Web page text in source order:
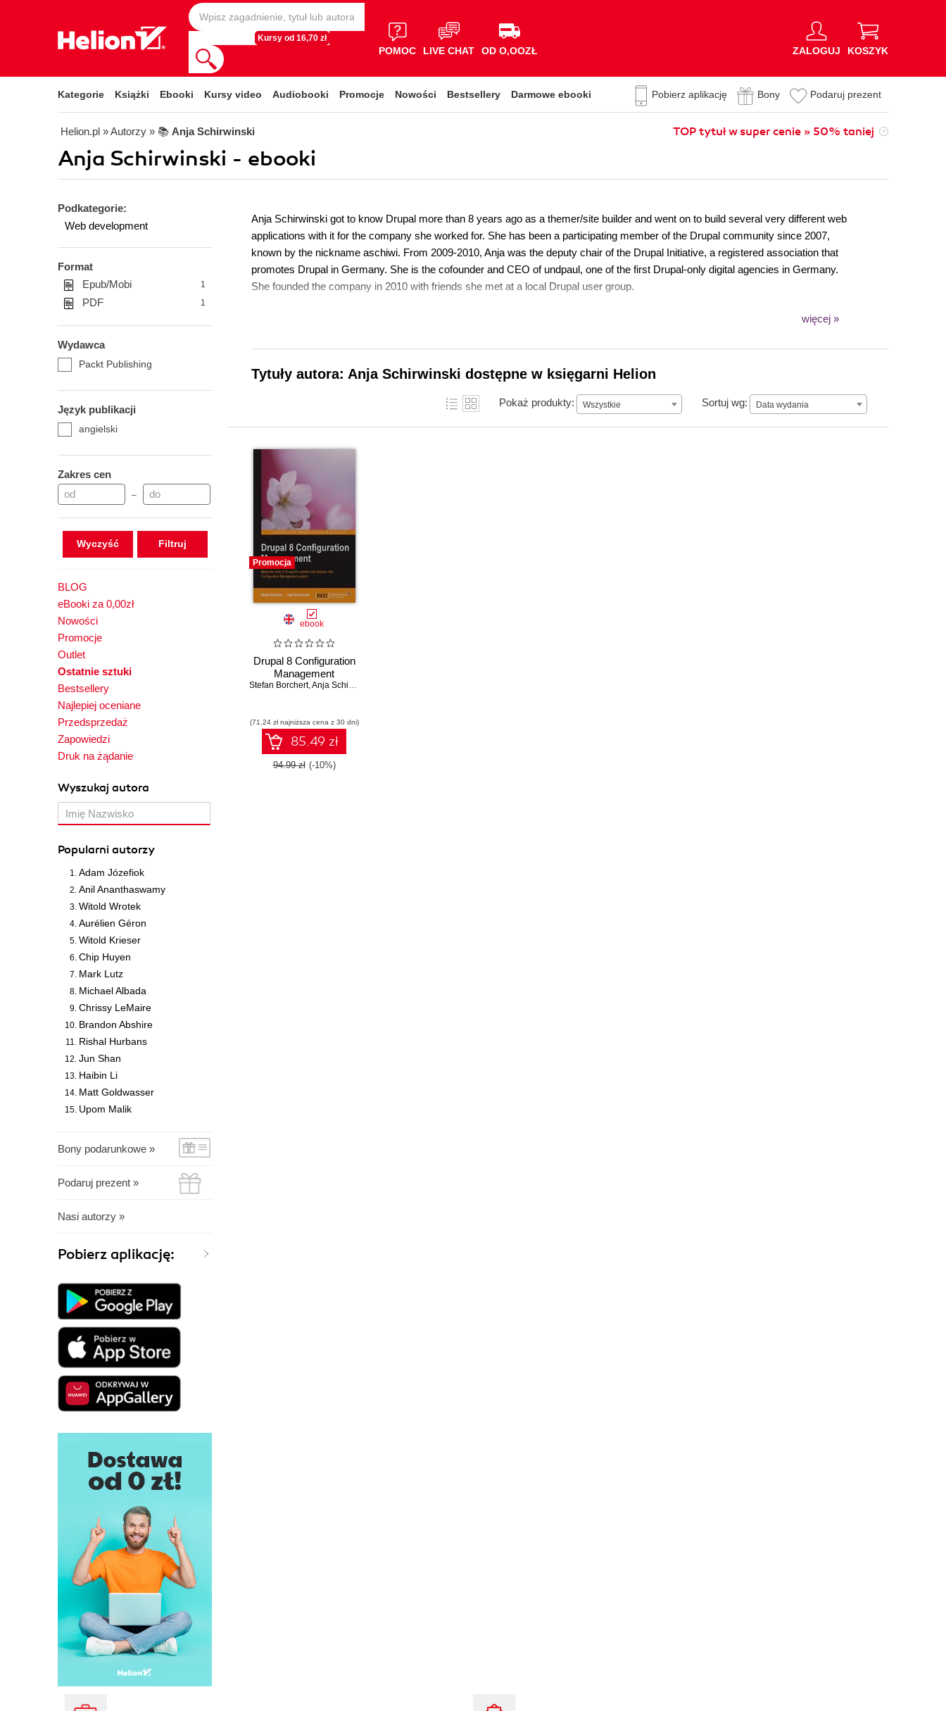
Kursy od 16,70 zł
POMOC LIVE CHAT OD O,OOZŁ ZALOGUJ KOSZYK
Kategorie Książki Ebooki Kursy video Audiobooki Promocje Nowości Bestsellery Darmowe ebooki Pobierz aplikację Bony Podaruj prezent
Helion.pl » Autorzy » 📚 Anja Schirwinski TOP tytuł w super cenie » 50% taniej
Anja Schirwinski - ebooki
Podkategorie:
Web development
Format
Epub/Mobi
1
PDF 1
Wydawca
Packt Publishing
Język publikacji
angielski
Zakres cen
–
Wyczyść
BLOG
eBooki za 0,00zł
Nowości
Promocje
Outlet
Ostatnie sztuki
Bestsellery
Najlepiej oceniane
Przedsprzedaż
Zapowiedzi
Druk na żądanie
Wyszukaj autora
Popularni autorzy
Adam Józefiok
Anil Ananthaswamy
Witold Wrotek
Aurélien Géron
Witold Krieser
Chip Huyen
Mark Lutz
Michael Albada
Chrissy LeMaire
Brandon Abshire
Rishal Hurbans
Jun Shan
Haibin Li
Matt Goldwasser
Upom Malik
Bony podarunkowe »
Podaruj prezent »
Nasi autorzy »
Pobierz aplikację:
Anja Schirwinski got to know Drupal more than 8 years ago as a themer/site builder and went on to build several very different web
applications with it for the company she worked for. She has been a participating member of the Drupal community since 2007,
known by the nickname aschiwi. From 2009-2010, Anja was the deputy chair of the Drupal Initiative, a registered association that
promotes Drupal in Germany. She is the cofounder and CEO of undpaul, one of the first Drupal-only digital agencies in Germany.
She founded the company in 2010 with friends she met at a local Drupal user group.
więcej »
Tytuły autora: Anja Schirwinski dostępne w księgarni Helion
Pokaż produkty: Wszystkie Sortuj wg: Data wydania
Data wydania
Promocja
ebook
Drupal 8 Configuration
Management
Stefan Borchert,Anja Schirwinski
(71,24 zł najniższa cena z 30 dni)
85.49 zł
94.99 zł (-10%)